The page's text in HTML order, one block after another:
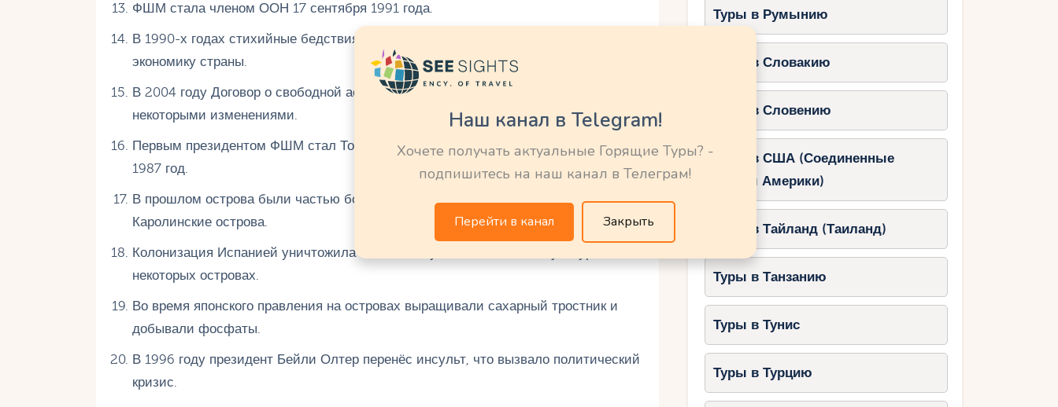
ФШМ стала членом ООН 17 сентября 1991 года.
В 1990-х годах стихийные бедствия, включая тайфуны, серьёзно повлияли на
экономику страны.
В 2004 году Договор о свободной ассоциации был продлён до 2023 года с
некоторыми изменениями.
Первым президентом ФШМ стал Тосиво Накаяма, занимавший пост с 1979 по
1987 год.
В прошлом острова были частью более широкого региона, известного как
Каролинские острова.
Колонизация Испанией уничтожила значительную часть местной культуры на
некоторых островах.
Во время японского правления на островах выращивали сахарный тростник и
добывали фосфаты.
В 1996 году президент Бейли Олтер перенёс инсульт, что вызвало политический
кризис.
Туры в Румынию
Туры в Словакию
Туры в Словению
Туры в США (Соединенные
Штаты Америки)
Туры в Тайланд (Таиланд)
Туры в Танзанию
Туры в Тунис
Туры в Турцию
Наш канал в Telegram!
Хочете получать актуальные Горящие Туры? -
подпишитесь на наш канал в Телеграм!
Перейти в канал Закрыть